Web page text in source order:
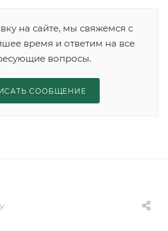
на сайте, мы свяжемся с
время и ответим на все
вопросы.
СООБЩЕНИЕ